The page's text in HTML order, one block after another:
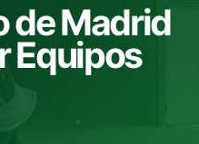
de Madrid
Equipos